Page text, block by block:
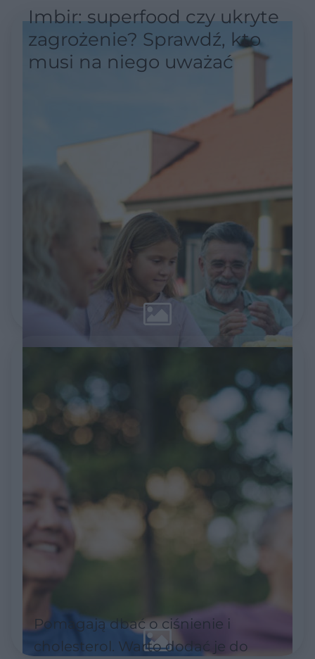
Imbir: superfood czy ukryte
zagrożenie? Sprawdź, kto
musi na niego uważać
Pomagają dbać o ciśnienie i
cholesterol. Warto dodać je do